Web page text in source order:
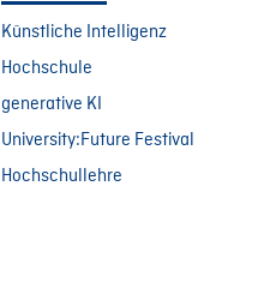
Künstliche Intelligenz
Hochschule
generative KI
University:Future Festival
Hochschullehre